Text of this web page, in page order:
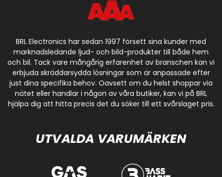
BRL Electronics har sedan 1997 försett sina kunder med
marknadsledande ljud- och bild-produkter till både hem
och bil. Tack vare mångårig erfarenhet av branschen kan vi
erbjuda skräddarsydda lösningar som är anpassade efter
just dina specifika behov. Oavsett om du helst shoppar via
nätet eller handlar i någon av våra butiker, kan vi på BRL
hjälpa dig att hitta precis det du söker till ett svårslaget pris.
UTVALDA VARUMÄRKEN